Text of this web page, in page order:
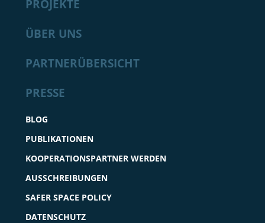
PROJEKTE
ÜBER UNS
PARTNERÜBERSICHT
PRESSE
BLOG
PUBLIKATIONEN
KOOPERATIONSPARTNER WERDEN
AUSSCHREIBUNGEN
SAFER SPACE POLICY
DATENSCHUTZ